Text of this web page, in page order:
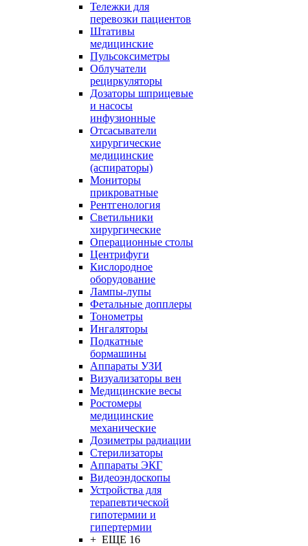
Тележки для
перевозки пациентов
Штативы
медицинские
Пульсоксиметры
Облучатели
рециркуляторы
Дозаторы шприцевые
и насосы
инфузионные
Отсасыватели
хирургические
медицинские
(аспираторы)
Мониторы
прикроватные
Рентгенология
Светильники
хирургические
Операционные столы
Центрифуги
Кислородное
оборудование
Лампы-лупы
Фетальные допплеры
Тонометры
Ингаляторы
Подкатные
бормашины
Аппараты УЗИ
Визуализаторы вен
Медицинские весы
Ростомеры
медицинские
механические
Дозиметры радиации
Стерилизаторы
Аппараты ЭКГ
Видеоэндоскопы
Устройства для
терапевтической
гипотермии и
гипертермии
+ ЕЩЕ 16